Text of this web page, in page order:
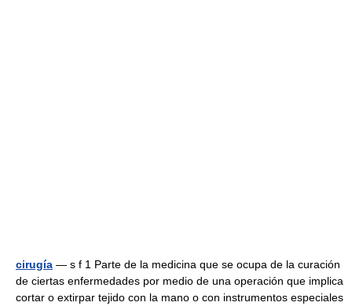
cirugía — s f 1 Parte de la medicina que se ocupa de la curación
de ciertas enfermedades por medio de una operación que implica
cortar o extirpar tejido con la mano o con instrumentos especiales